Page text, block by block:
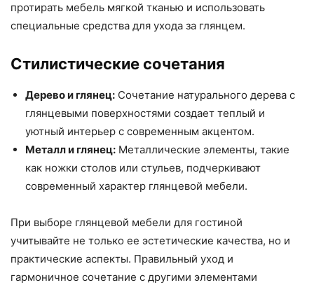
протирать мебель мягкой тканью и использовать
специальные средства для ухода за глянцем.
Стилистические сочетания
Дерево и глянец: Сочетание натурального дерева с
глянцевыми поверхностями создает теплый и
уютный интерьер с современным акцентом.
Металл и глянец: Металлические элементы, такие
как ножки столов или стульев, подчеркивают
современный характер глянцевой мебели.
При выборе глянцевой мебели для гостиной
учитывайте не только ее эстетические качества, но и
практические аспекты. Правильный уход и
гармоничное сочетание с другими элементами